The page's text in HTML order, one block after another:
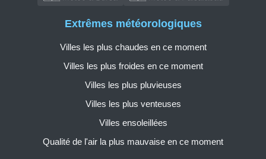
Extrêmes météorologiques
Villes les plus chaudes en ce moment
Villes les plus froides en ce moment
Villes les plus pluvieuses
Villes les plus venteuses
Villes ensoleillées
Qualité de l'air la plus mauvaise en ce moment